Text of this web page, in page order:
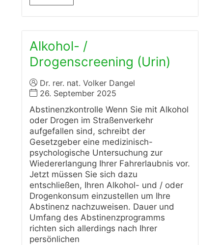
Alkohol- /
Drogenscreening (Urin)
Dr. rer. nat. Volker Dangel
26. September 2025
Abstinenzkontrolle Wenn Sie mit Alkohol
oder Drogen im Straßenverkehr
aufgefallen sind, schreibt der
Gesetzgeber eine medizinisch-
psychologische Untersuchung zur
Wiedererlangung Ihrer Fahrerlaubnis vor.
Jetzt müssen Sie sich dazu
entschließen, Ihren Alkohol- und / oder
Drogenkonsum einzustellen um Ihre
Abstinenz nachzuweisen. Dauer und
Umfang des Abstinenzprogramms
richten sich allerdings nach Ihrer
persönlichen